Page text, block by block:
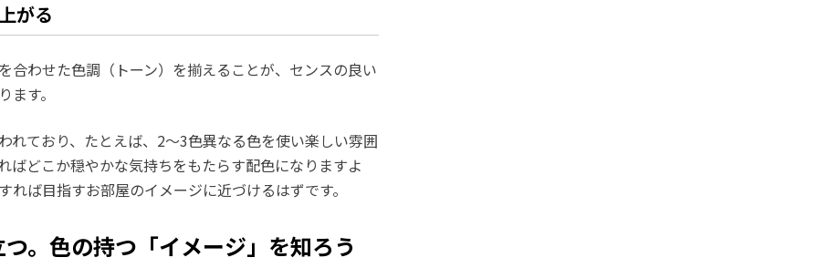
がる
合わせた色調（トーン）を揃えることが、センスの良い
す。
れており、たとえば、2～3色異なる色を使い楽しい雰囲
ばどこか穏やかな気持ちをもたらす配色になりますよ
ば目指すお部屋のイメージに近づけるはずです。
。色の持つ「イメージ」を知ろう